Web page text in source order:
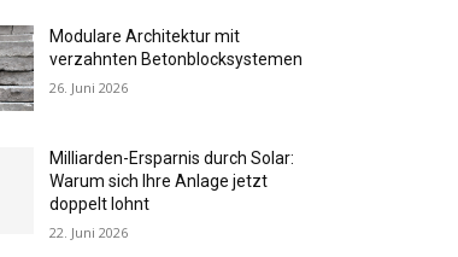
Modulare Architektur mit
verzahnten Betonblocksystemen
26. Juni 2026
Milliarden-Ersparnis durch Solar:
Warum sich Ihre Anlage jetzt
doppelt lohnt
22. Juni 2026